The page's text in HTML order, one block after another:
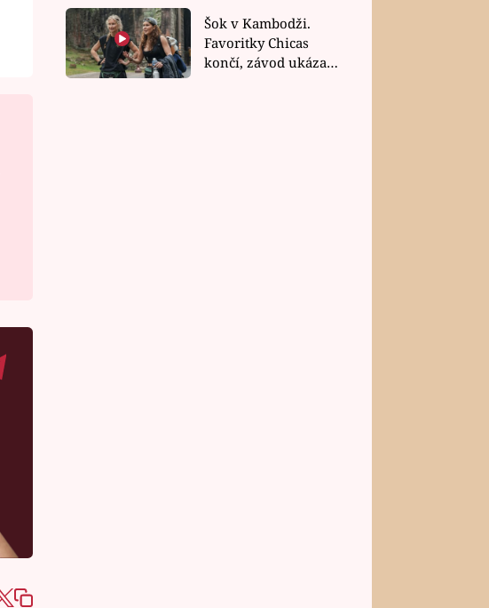
závodu nůž na krku
Šok v Kambodži.
Favoritky Chicas
končí, závod ukázal